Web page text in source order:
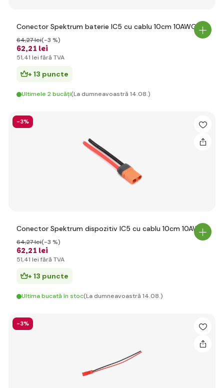
Conector Spektrum baterie IC5 cu cablu 10cm 10AWG
62,21 lei
64,27 lei(-3 %)
51,41 lei fără TVA
+ 13 puncte
Ultimele 2 bucăți(La dumneavoastră 14.08.)
-3%
Conector Spektrum dispozitiv IC5 cu cablu 10cm 10AWG
62,21 lei
64,27 lei(-3 %)
51,41 lei fără TVA
+ 13 puncte
Ultima bucată în stoc(La dumneavoastră 14.08.)
-3%